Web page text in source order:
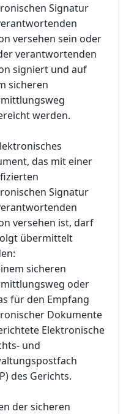
Signatur
versehen sein oder
verantwortenden
signiert und auf
sicheren
werden.
das mit einer
Signatur
versehen ist, darf
übermittelt
sicheren
oder
für den Empfang
Dokumente
Elektronische
und
des Gerichts.
der sicheren